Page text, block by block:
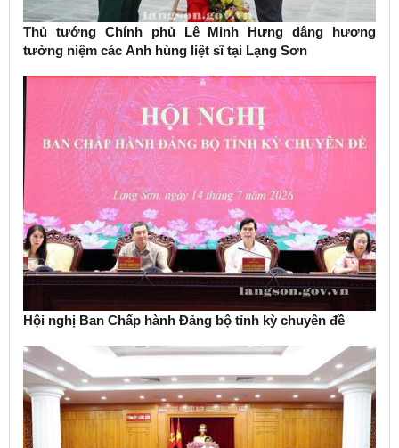
Thủ tướng Chính phủ Lê Minh Hưng dâng hương
tưởng niệm các Anh hùng liệt sĩ tại Lạng Sơn
Hội nghị Ban Chấp hành Đảng bộ tỉnh kỳ chuyên đề